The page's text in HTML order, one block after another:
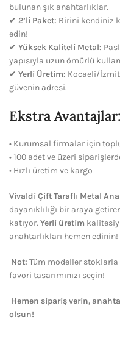
bulunan şık anahtarlıklar.
✔ 2’li Paket: Birini kendiniz
edin!
✔ Yüksek Kaliteli Metal:
yapısıyla uzun ömürlü
✔ Yerli Üretim: Kocaeli/
güvenin adresi.
Ekstra Avantajlar:
• Kurumsal firmalar için
• 100 adet ve üzeri
• Hızlı üretim ve kargo
Vivaldi Çift Taraflı Metal
dayanıklılığı bir araya
katıyor. Yerli üretim
anahtarlıkları hemen edinin!
Not: Tüm modeller stoklarla
favori tasarımınızı seçin!
Hemen sipariş verin,
olsun!